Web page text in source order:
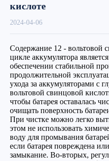
кислоте
2024-04-06
Содержание 12 - вольтовой
цикле аккумулятора
обеспечении стабильной
продолжительной
ухода за аккумуляторами с
вольтовой свинцовой
чтобы батарея оставалась
очищать поверхность
При чистке можно легко
этом не использовать
воду для промывания
если батарея повреждена
замыкание. Во-вторых,